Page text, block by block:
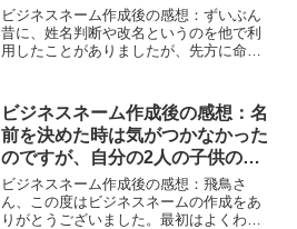
ちらも納得の行くビジネスネーム
に出逢うことが出来ました。
ビジネスネーム作成後の感想：ずいぶん
昔に、姓名判断や改名というのを他で利
用したことがありましたが、先方に命名
に出すことをしませんでした…。飛鳥さ
んは対応も丁寧で、さらに候補を複数出
してくださるので、こちらも納得の行く
ビジネスネームに出逢うことが出来まし
た。作業スピードも迅速で助かりまし
た。この度はお世話になりました！
ビジネスネーム作成後の感想：名
前を決めた時は気がつかなかった
のですが、自分の2人の子供の名
前が入っていたんです！！本当に
びっくりしました！！
ビジネスネーム作成後の感想：飛鳥さ
ん、この度はビジネスネームの作成をあ
りがとうございました。最初はよくわか